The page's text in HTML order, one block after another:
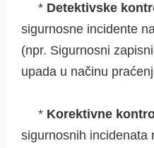
* Detektivske
sigurnosne incidente
(npr. Sigurnosni
upada u načinu
* Korektivne
sigurnosnih incidenata